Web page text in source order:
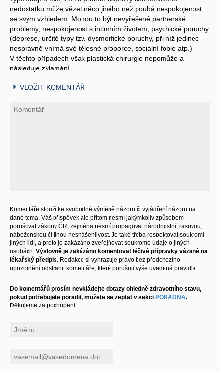
nedostatku může vězet něco jiného než pouhá nespokojenost
se svým vzhledem. Mohou to být nevyřešené partnerské
problémy, nespokojenost s intimním životem, psychické poruchy
(deprese, určité typy tzv. dysmorfické poruchy, při níž jedinec
nesprávně vnímá své tělesné proporce, sociální fobie atp.).
V těchto případech však plastická chirurgie nepomůže a
následuje zklamání.
VLOŽIT KOMENTÁŘ
Komentáře slouží ke svobodné výměně názorů či vyjádření názoru na
dané téma. Váš příspěvek ale přitom nesmí jakýmkoliv způsobem
porušovat zákony ČR, zejména nesmí propagovat národnostní, rasovou,
náboženskou či jinou nesnášenlivost. Je také třeba respektovat soukromí
jiných lidí, a proto je zakázáno zveřejňovat soukromé údaje o jiných
osobách. Výslovně je zakázáno komentovat léčivé přípravky vázané na
lékařský předpis. Redakce si vyhrazuje právo bez předchozího
upozornění odstranit komentáře, které porušují výše uvedená pravidla.
Do komentářů prosím nevkládejte dotazy ohledně zdravotního stavu,
pokud potřebujete poradit, můžete se zeptat v sekci PORADNA.
Děkujeme za pochopení.